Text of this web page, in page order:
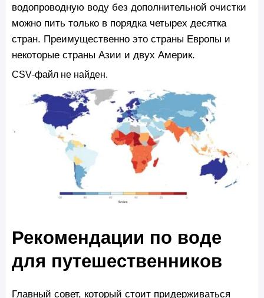
водопроводную воду без дополнительной очистки
можно пить только в порядка четырех десятка
стран. Преимущественно это страны Европы и
некоторые страны Азии и двух Америк.
CSV‑файл не найден.
Рекомендации по воде
для путешественников
Главный совет, который стоит придерживаться